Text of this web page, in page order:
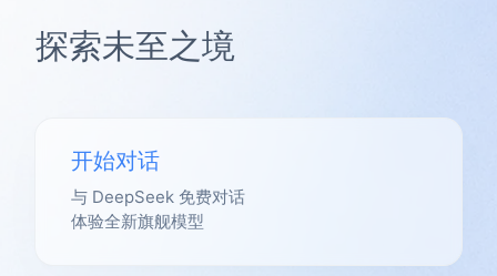
探索未至之境
开始对话
与 DeepSeek 免费对话
体验全新旗舰模型